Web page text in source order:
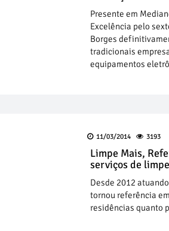
Presente em
Excelência pelo
Borges
tradicionais
equipamentos
11/03/2014 3193
Limpe Mais,
serviços de
Desde 2012
tornou referência
residências quanto